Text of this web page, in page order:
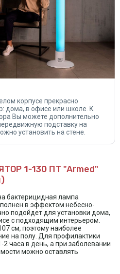
корпусе прекрасно
дома, в офисе или школе. К
Вы можете дополнительно
подставку на
установить на стене.
1-130 ПТ "Armed"
бактерицидная лампа
в эффектом небесно-
подойдет для установки дома,
с подходящим интерьером.
см, поэтому наиболее
на полу. Для профилактики
часа в день, а при заболевании
можно оставлять